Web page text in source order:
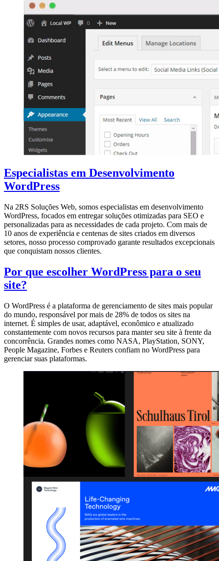
Especialistas em Desenvolvimento
WordPress
Na 2RS Soluções Web, somos especialistas em desenvolvimento
WordPress, focados em entregar soluções otimizadas para SEO e
personalizadas para as necessidades de cada projeto. Com mais de
10 anos de experiência e centenas de sites criados em diversos
setores, nosso processo comprovado garante resultados excepcionais
que conquistam nossos clientes.
Por que escolher WordPress para o seu
site?
O WordPress é a plataforma de gerenciamento de sites mais popular
do mundo, responsável por mais de 28% de todos os sites na
internet. É simples de usar, adaptável, econômico e atualizado
constantemente com novos recursos para manter seu site à frente da
concorrência. Grandes nomes como NASA, PlayStation, SONY,
People Magazine, Forbes e Reuters confiam no WordPress para
gerenciar suas plataformas.